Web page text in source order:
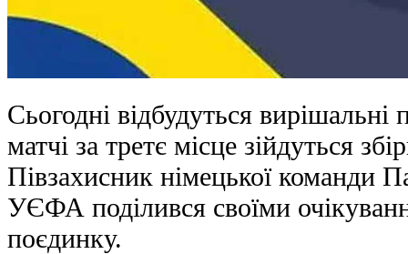
Сьогодні відбудуться
матчі за третє місце зійдуться
Півзахисник німецької команди
УЄФА поділився своїми
поєдинку.